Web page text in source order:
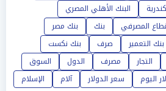
البنك الأهلي المصري
المصرفي بنك
بنك مصر
بنك التعمير صرف
بنك نكست
التجار مصرف الدول
السوق
اليوم سعر الدولار آلام
الإسلام